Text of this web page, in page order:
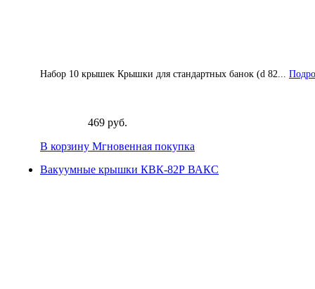
Набор 10 крышек Крышки для стандартных банок (d 82...
469 руб.
В корзину Мгновенная покупка
Вакуумные крышки КВК-82Р ВАКС